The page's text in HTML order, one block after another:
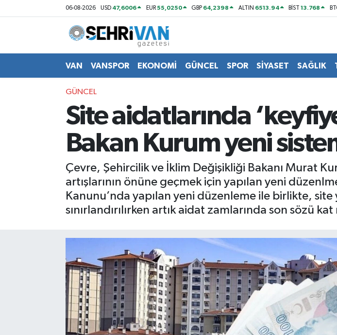
06-08-2026 USD 47,6006 EUR55,0250 GBP 64,2398 ALTIN 6513.94 BİST13.768
VAN VANSPOR EKONOMİ GÜNCEL SPOR SİYASET SAĞLIK
GÜNCEL
Site aidatlarında
Bakan Kurum yeni
Çevre, Şehircilik ve İklim Değişikliği Bakanı Murat
artışlarının önüne geçmek için yapılan yeni
Kanunu’nda yapılan yeni düzenleme ile birlikte,
sınırlandırılırken artık aidat zamlarında son sözü
Van Nöbetçi Eczaneler
Van Hava Durumu
VAN Namaz Vakitleri
Van Trafik Yoğunluk Haritası
Süper Lig Puan Durumu ve Fikstür
Son Dakika Haberleri
Haber Arşivi